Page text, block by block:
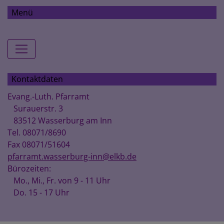
Menü
Hauptnavigation
Kontaktdaten
Evang.-Luth. Pfarramt
Surauerstr. 3
83512 Wasserburg am Inn
Tel. 08071/8690
Fax 08071/51604
pfarramt.wasserburg-inn@elkb.de
Bürozeiten:
Mo., Mi., Fr. von 9 - 11 Uhr
Do. 15 - 17 Uhr